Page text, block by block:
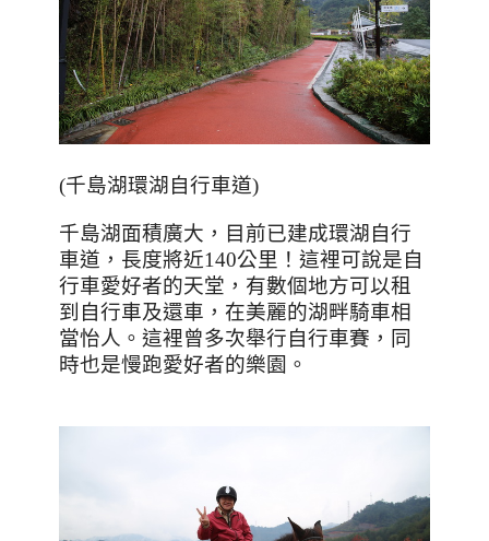
(千島湖環湖自行車道)
千島湖面積廣大，目前已建成環湖自行
車道，長度將近140公里！這裡可說是自
行車愛好者的天堂，有數個地方可以租
到自行車及還車，在美麗的湖畔騎車相
當怡人。這裡曾多次舉行自行車賽，同
時也是慢跑愛好者的樂園。